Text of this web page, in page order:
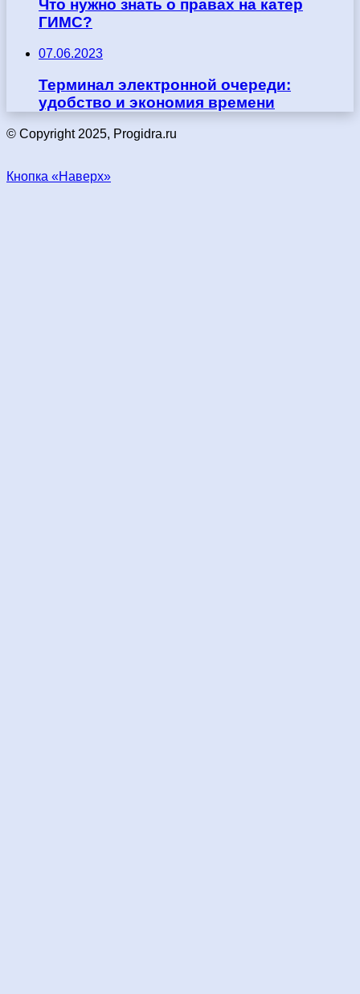
Что нужно знать о правах на катер
ГИМС?
07.06.2023
Терминал электронной очереди:
удобство и экономия времени
© Copyright 2025, Progidra.ru
Кнопка «Наверх»